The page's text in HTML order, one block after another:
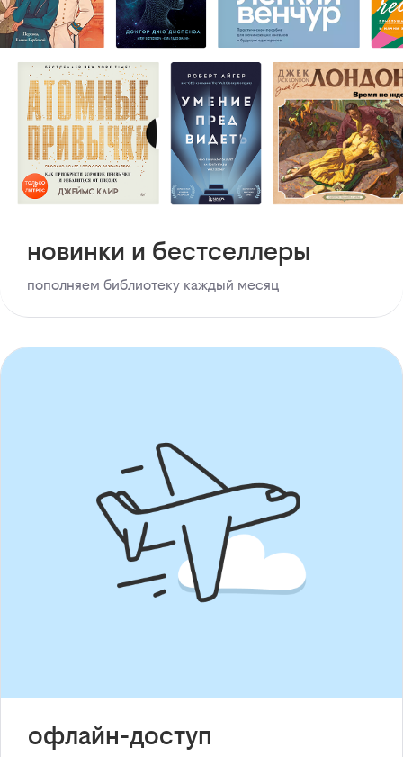
новинки и бестселлеры
пополняем библиотеку каждый месяц
офлайн-доступ